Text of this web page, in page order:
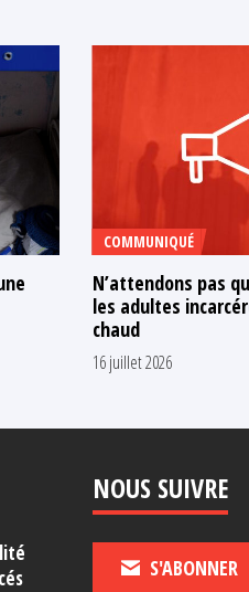
COMMUNIQUÉ
N’attendons pas
les adultes
chaud
16 juillet 2026
NOUS SUIVRE
S'ABONNER